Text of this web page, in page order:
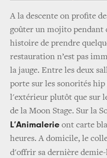
A la descente on profite
goûter un mojito pendant
histoire de prendre
restauration n’est pas
la jauge. Entre les deux
porte sur les sonorités
l'extérieur plutôt que sur
de la Moon Stage. Sur la
L’Animalerie ont carte
heures. A domicile, le
d'offrir sa dernière demie-